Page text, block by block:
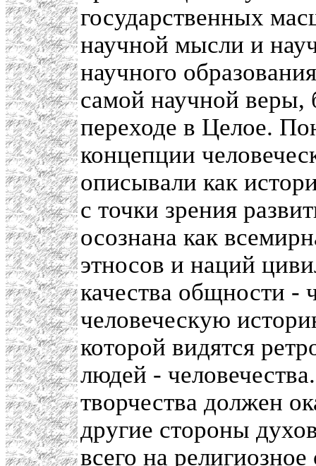
государственных
научной мысли и
научного
самой научной веры,
переходе в Целое.
концепции
описывали как
с точки зрения
осознана как
этносов и наций
качества общности -
человеческую
которой видятся
людей -
творчества должен
другие стороны
всего на